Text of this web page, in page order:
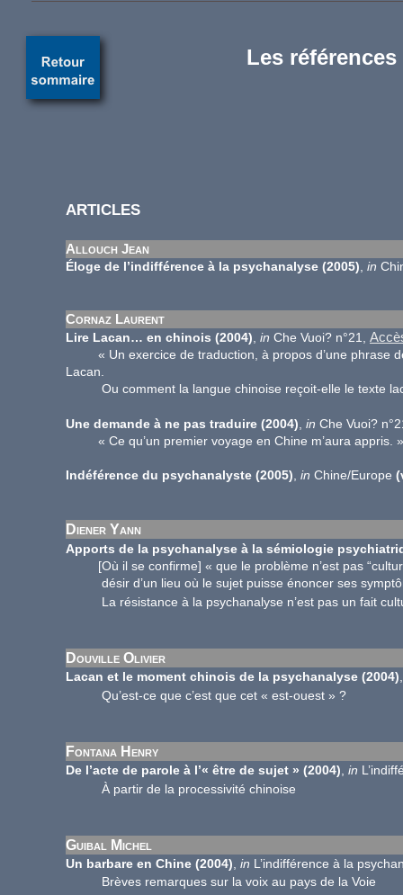
ARTICLES
Allouch Jean
Éloge de l’indifférence à la psychanalyse (2005) in
Cornaz Laurent
Lire Lacan… en chinois (2004) in Che Vuoi? n°21,
« Un exercice de traduction, à propos d’une phrase
Lacan.
Ou comment la langue chinoise reçoit-elle le texte
Une demande à ne pas traduire (2004) in Che Vuoi?
« Ce qu’un premier voyage en Chine m’aura appris. »
Indéférence du psychanalyste (2005) in Chine/Europe
Diener Yann
Apports de la psychanalyse à la sémiologie
[Où il se confirme] « que le problème n’est pas
désir d’un lieu où le sujet puisse énoncer ses
La résistance à la psychanalyse n’est pas un fait
Douville Olivier
Lacan et le moment chinois de la psychanalyse (2004)
Qu’est-ce que c’est que cet « est-ouest » ?
Fontana Henry
De l’acte de parole à l’« être de sujet » (2004) in
À partir de la processivité chinoise
Guibal Michel
Un barbare en Chine (2004) in L’indifférence à la
Brèves remarques sur la voix au pays de la Voie
Les